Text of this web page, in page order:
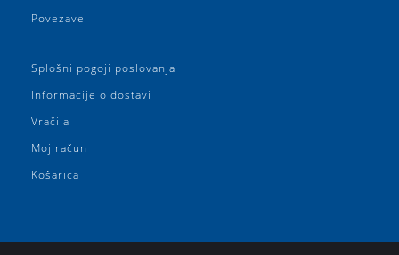
Povezave
Splošni pogoji poslovanja
Informacije o dostavi
Vračila
Moj račun
Košarica